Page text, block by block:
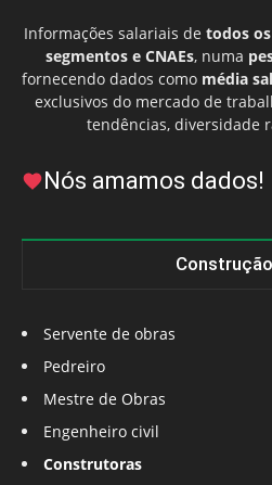
Informações salariais de todos
segmentos e CNAEs, numa
fornecendo dados como média
exclusivos do mercado de
tendências, diversidade
Nós amamos dados!
Servente de obras
Pedreiro
Mestre de Obras
Engenheiro civil
Construtoras